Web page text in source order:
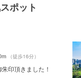
ポット
（徒歩16分）
印頂きました！